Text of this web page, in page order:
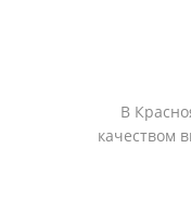
В
качеством